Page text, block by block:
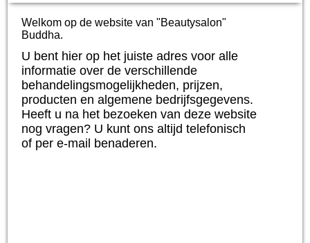
Welkom op de website van "Beautysalon"
Buddha.
U bent hier op het juiste adres voor alle
informatie over de verschillende
behandelingsmogelijkheden, prijzen,
producten en algemene bedrijfsgegevens.
Heeft u na het bezoeken van deze website
nog vragen? U kunt ons altijd telefonisch
of per e-mail benaderen.